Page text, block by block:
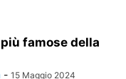
famose della
- 15 Maggio 2024